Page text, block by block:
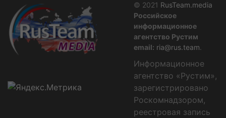
© 2021 RusTeam.media
Российское
информационное
агентство Рустим
email: ria@rus.team.
Информационное
агентство «Рустим»,
зарегистрировано
Роскомнадзором,
реестровая запись